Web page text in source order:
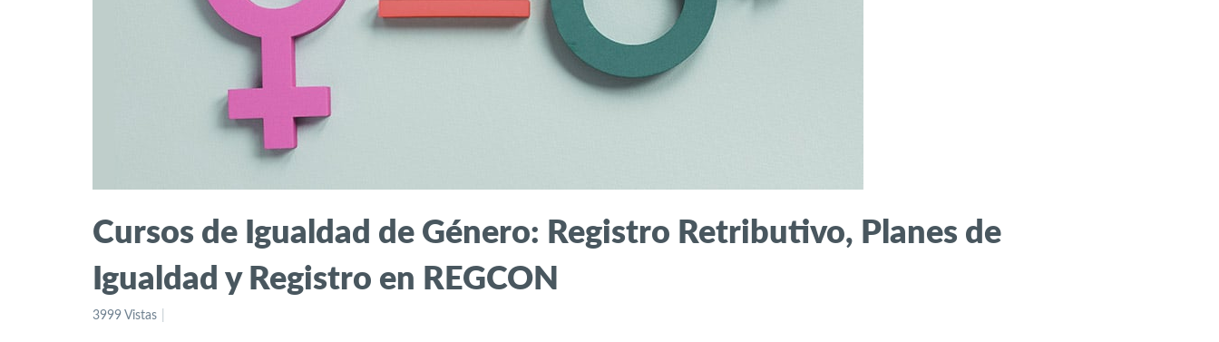
Cursos de Igualdad de Género: Registro Retributivo, Planes de
Igualdad y Registro en REGCON
3999 Vistas